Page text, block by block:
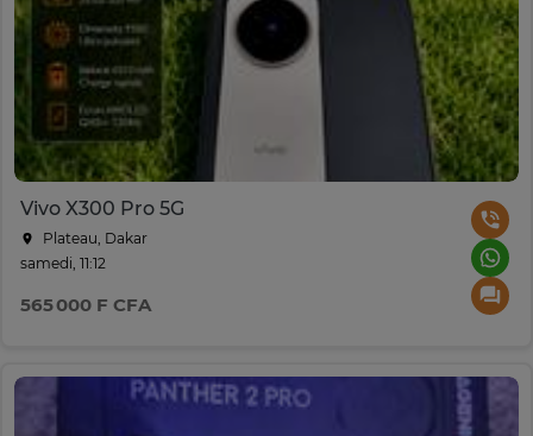
Vivo X300 Pro 5G
Plateau, Dakar
samedi, 11:12
565 000 F CFA